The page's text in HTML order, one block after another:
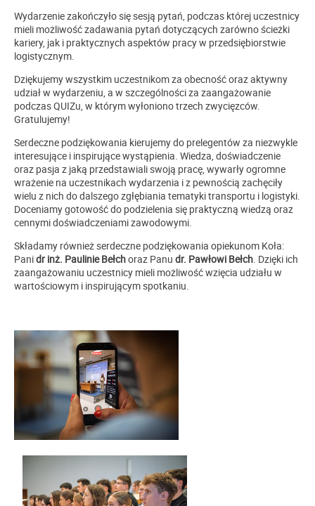
Wydarzenie zakończyło się sesją pytań, podczas której uczestnicy
mieli możliwość zadawania pytań dotyczących zarówno ścieżki
kariery, jak i praktycznych aspektów pracy w przedsiębiorstwie
logistycznym.
Dziękujemy wszystkim uczestnikom za obecność oraz aktywny
udział w wydarzeniu, a w szczególności za zaangażowanie
podczas QUIZu, w którym wyłoniono trzech zwycięzców.
Gratulujemy!
Serdeczne podziękowania kierujemy do prelegentów za niezwykle
interesujące i inspirujące wystąpienia. Wiedza, doświadczenie
oraz pasja z jaką przedstawiali swoją pracę, wywarły ogromne
wrażenie na uczestnikach wydarzenia i z pewnością zachęciły
wielu z nich do dalszego zgłębiania tematyki transportu i logistyki.
Doceniamy gotowość do podzielenia się praktyczną wiedzą oraz
cennymi doświadczeniami zawodowymi.
Składamy również serdeczne podziękowania opiekunom Koła:
Panidr inż. Paulinie Bełchoraz Panu dr. Pawłowi Bełch . Dzięki ich
zaangażowaniu uczestnicy mieli możliwość wzięcia udziału w
wartościowym i inspirującym spotkaniu.